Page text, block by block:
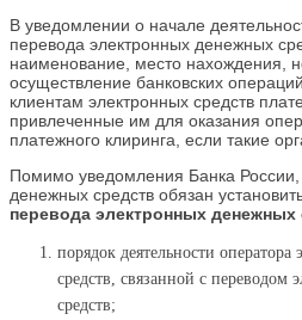
В уведомлении о начале
перевода электронных денежных
наименование, место нахождения,
осуществление банковских
клиентам электронных средств
привлеченные им для оказания
платежного клиринга, если такие
Помимо уведомления Банка России,
денежных средств обязан
перевода электронных денежных
порядок деятельности
средств, связанной с переводом
средств;